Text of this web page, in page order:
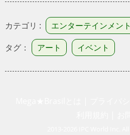
カテゴリ :
エンターテインメント
タグ：
アート イベント